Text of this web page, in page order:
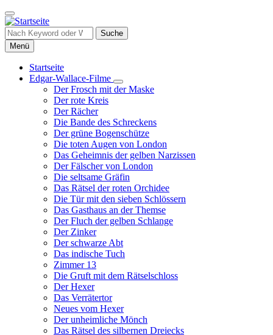
Direkt
zum
Inhalt
Suche
Menü
Hauptnavigation
Startseite
Edgar-Wallace-Filme
Unternavigation
von
Filme
Der Frosch mit der Maske
Der rote Kreis
Der Rächer
Die Bande des Schreckens
Der grüne Bogenschütze
Die toten Augen von London
Das Geheimnis der gelben Narzissen
Der Fälscher von London
Die seltsame Gräfin
Das Rätsel der roten Orchidee
Die Tür mit den sieben Schlössern
Das Gasthaus an der Themse
Der Fluch der gelben Schlange
Der Zinker
Der schwarze Abt
Das indische Tuch
Zimmer 13
Die Gruft mit dem Rätselschloss
Der Hexer
Das Verrätertor
Neues vom Hexer
Der unheimliche Mönch
Das Rätsel des silbernen Dreiecks